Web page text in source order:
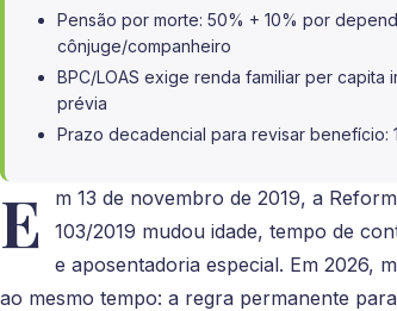
Pensão por morte: 50% + 10% por
cônjuge/companheiro
BPC/LOAS exige renda familiar per
prévia
Prazo decadencial para revisar benefício:
E
m 13 de novembro de 2019, a
103/2019 mudou idade, tempo de
e aposentadoria especial. Em 2026,
ao mesmo tempo: a regra permanente